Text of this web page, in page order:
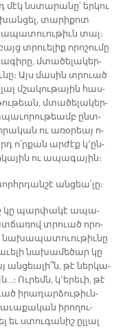
մէկ նստա­րա­նը՝ եր­կու
տա­րի­քոտ
տալ։
տրուե­լիք ո­րո­շու­մը
մտա­ծե­լա­կեր­
Այս մա­սին տրուած
մշա­կու­թա­յին հաս­
մտա­ծե­լա­կեր­
ընտ­
ու ա­ռօ­րեայ ո­
ո՛ր­քան ար­ժէք կ՚ըն­
ու ա­պա­գա­յին։
ան­ցեա՛­լը։
մէջ կը պար­փա­կէ ա­պա­
տրուած ո­րո­
նա­խա­պա­տուու­թիւ­նը
նա­խա­մե­ծար կը
ան­ցեա­լի՞ն, թէ ներ­կա­
Ու­րեմն, կ՚ե­րե­ւի, թէ
ի­րա­դար­ձու­թիւն­
ի­րո­ղու­
եւ ստու­գա­նիշ ըլ­լալ